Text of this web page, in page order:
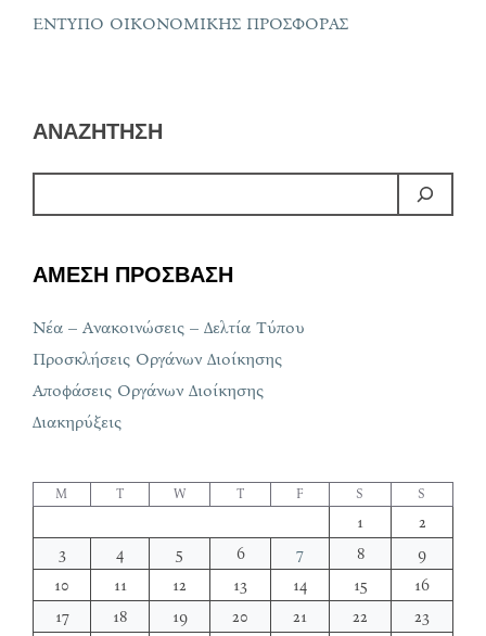
ΕΝΤΥΠΟ ΟΙΚΟΝΟΜΙΚΗΣ ΠΡΟΣΦΟΡΑΣ
ΑΝΑΖΗΤΗΣΗ
ΑΜΕΣΗ ΠΡΟΣΒΑΣΗ
Νέα – Ανακοινώσεις – Δελτία Τύπου
Προσκλήσεις Οργάνων Διοίκησης
Αποφάσεις Οργάνων Διοίκησης
Διακηρύξεις
M T W T F S S
1
2
3
4 5 6 7 8
9
10
11 12 13 14 15
16
17
18 19 20 21 22
23